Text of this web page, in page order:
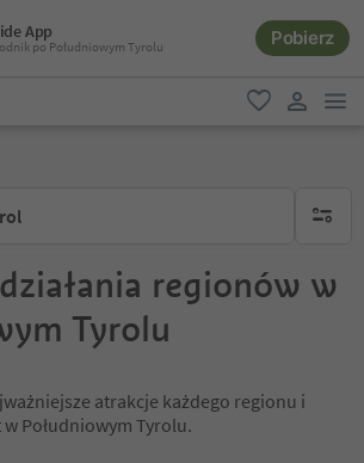
App
po Południowym Tyrolu Pobierz
ulubione
brak
regionów w
Tyrolu
atrakcje każdego regionu i
Południowym Tyrolu.